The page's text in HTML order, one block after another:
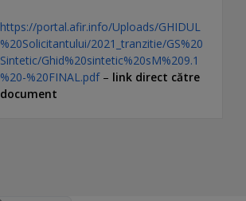
https://portal.afir.info/Uploads/GHIDUL
%20Solicitantului/2021_tranzitie/GS%20
Sintetic/Ghid%20sintetic%20sM%209.1
%20-%20FINAL.pdf– link direct către
document